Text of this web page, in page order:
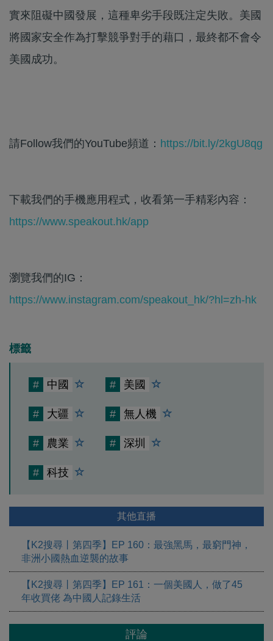
實來阻礙中國發展，這種卑劣手段既注定失敗。美國
將國家安全作為打擊競爭對手的藉口，最終都不會令
美國成功。
請Follow我們的YouTube頻道： https://bit.ly/2kgU8qg
下載我們的手機應用程式，收看第一手精彩內容：
https://www.speakout.hk/app
瀏覽我們的IG：
https://www.instagram.com/speakout_hk/?hl=zh-hk
標籤
# 中國 # 美國
# 大疆 # 無人機
# 農業 # 深圳
# 科技
其他直播
【K2搜尋丨第四季】EP 160：最強黑馬，最窮門神，
非洲小國熱血逆襲的故事
【K2搜尋丨第四季】EP 161：一個美國人，做了45
年收買佬 為中國人記錄生活
評論